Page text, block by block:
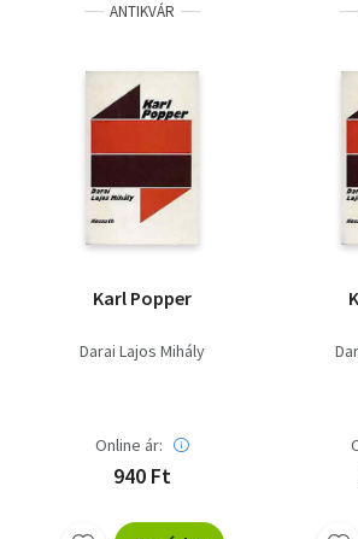
Szótár, nyelvkönyv
Társadalomtudomány
Természettudomány
ANTIKVÁR
Karl Popper
Darai Lajos Mihály
Online ár:
940 Ft